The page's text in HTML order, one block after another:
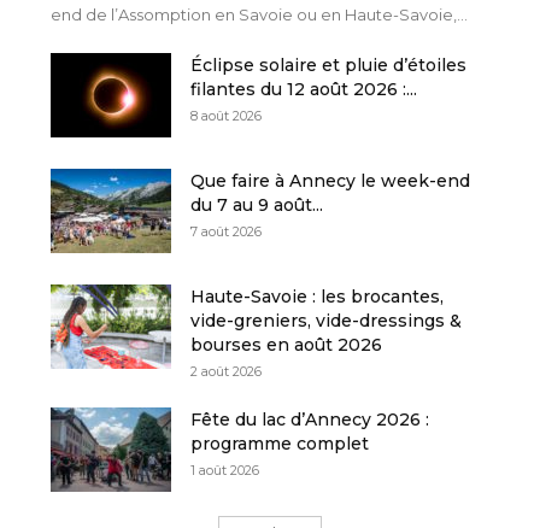
end de l’Assomption en Savoie ou en Haute-Savoie,...
Éclipse solaire et pluie d’étoiles
filantes du 12 août 2026 :...
8 août 2026
Que faire à Annecy le week-end
du 7 au 9 août...
7 août 2026
Haute-Savoie : les brocantes,
vide-greniers, vide-dressings &
bourses en août 2026
2 août 2026
Fête du lac d’Annecy 2026 :
programme complet
1 août 2026